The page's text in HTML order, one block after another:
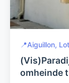
📍Aiguillon,
omheinde